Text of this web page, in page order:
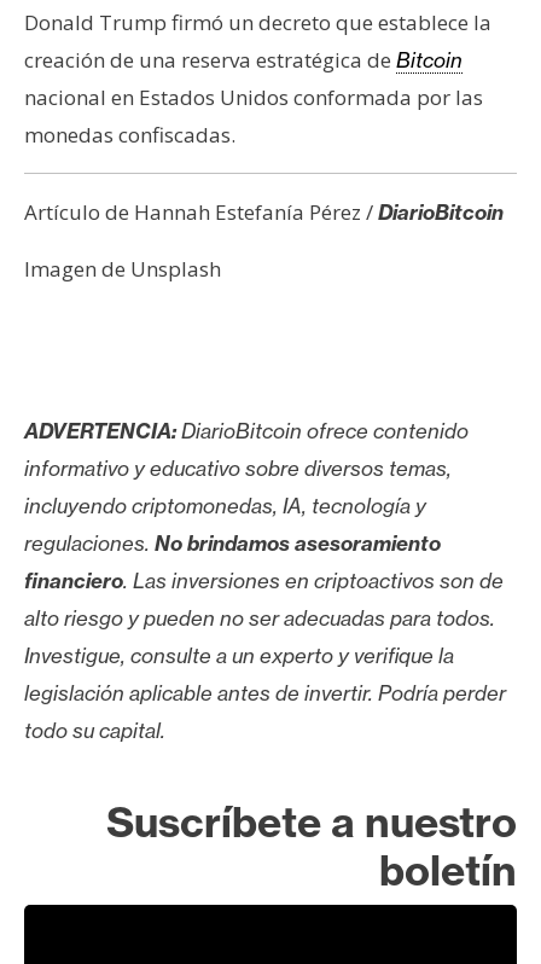
Donald Trump firmó un decreto que establece la
creación de una reserva estratégica de Bitcoin
nacional en Estados Unidos conformada por las
monedas confiscadas.
Artículo de Hannah Estefanía Pérez /DiarioBitcoin
Imagen de Unsplash
ADVERTENCIA:DiarioBitcoin ofrece contenido
informativo y educativo sobre diversos temas,
incluyendo criptomonedas, IA, tecnología y
regulaciones. No brindamos asesoramiento
financiero. Las inversiones en criptoactivos son de
alto riesgo y pueden no ser adecuadas para todos.
Investigue, consulte a un experto y verifique la
legislación aplicable antes de invertir. Podría perder
todo su capital.
Suscríbete a nuestro
boletín